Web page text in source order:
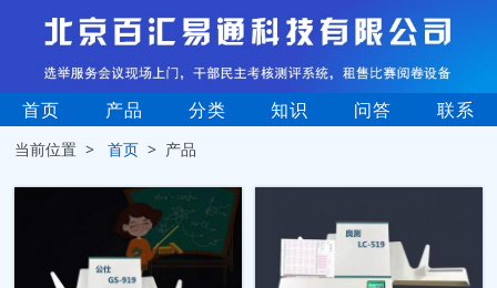
首页 产品 分类 知识 问答 联系
当前位置 >首页 > 产品